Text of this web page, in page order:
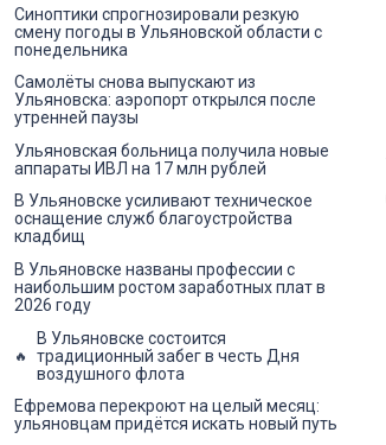
Синоптики спрогнозировали резкую
смену погоды в Ульяновской области с
понедельника
Самолёты снова выпускают из
Ульяновска: аэропорт открылся после
утренней паузы
Ульяновская больница получила новые
аппараты ИВЛ на 17 млн рублей
В Ульяновске усиливают техническое
оснащение служб благоустройства
кладбищ
В Ульяновске названы профессии с
наибольшим ростом заработных плат в
2026 году
В Ульяновске состоится
традиционный забег в честь Дня
воздушного флота
Ефремова перекроют на целый месяц:
ульяновцам придётся искать новый путь